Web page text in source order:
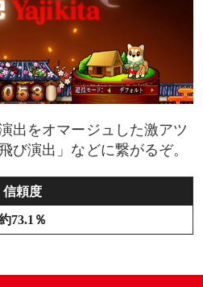
出をオマージュした激アツ
び演出」などに繋がるぞ。
信頼度
73.1％